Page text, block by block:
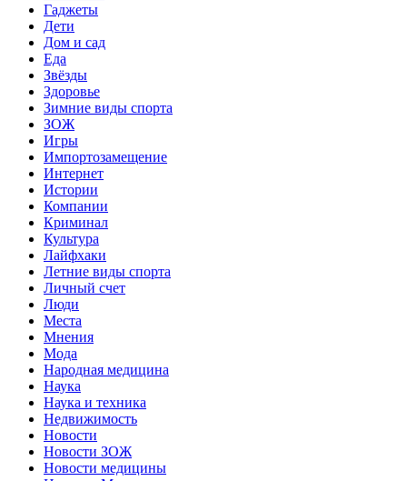
Гаджеты
Дети
Дом и сад
Еда
Звёзды
Здоровье
Зимние виды спорта
ЗОЖ
Игры
Импортозамещение
Интернет
Истории
Компании
Криминал
Культура
Лайфхаки
Летние виды спорта
Личный счет
Люди
Места
Мнения
Мода
Народная медицина
Наука
Наука и техника
Недвижимость
Новости
Новости ЗОЖ
Новости медицины